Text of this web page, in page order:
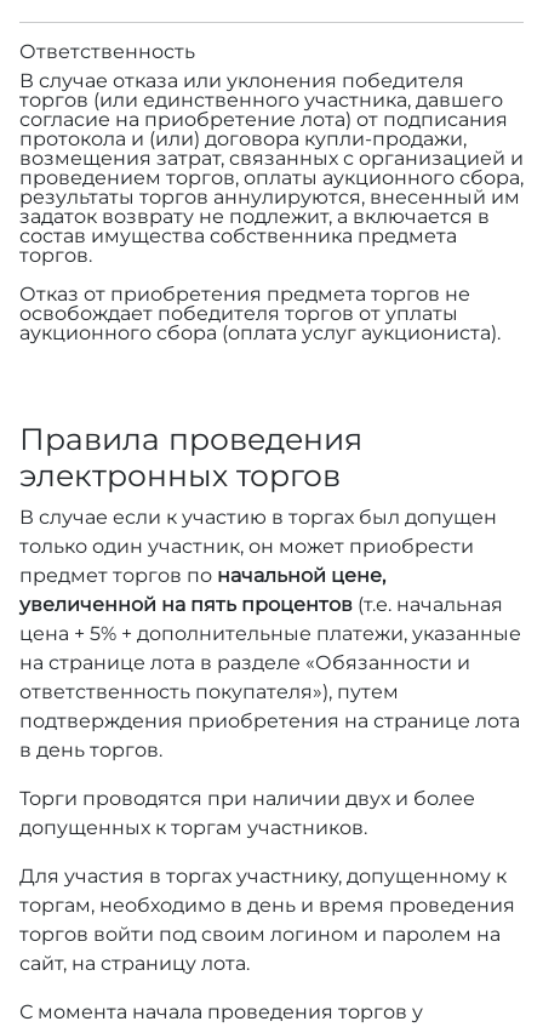
Ответственность
В случае отказа или уклонения победителя
торгов (или единственного участника, давшего
согласие на приобретение лота) от подписания
протокола и (или) договора купли-продажи,
возмещения затрат, связанных с организацией и
проведением торгов, оплаты аукционного сбора,
результаты торгов аннулируются, внесенный им
задаток возврату не подлежит, а включается в
состав имущества собственника предмета
торгов.
Отказ от приобретения предмета торгов не
освобождает победителя торгов от уплаты
аукционного сбора (оплата услуг аукциониста).
Правила проведения
электронных торгов
В случае если к участию в торгах был допущен
только один участник, он может приобрести
предмет торгов по начальной цене,
увеличенной на пять процентов (т.е. начальная
цена + 5% + дополнительные платежи, указанные
на странице лота в разделе «Обязанности и
ответственность покупателя»), путем
подтверждения приобретения на странице лота
в день торгов.
Торги проводятся при наличии двух и более
допущенных к торгам участников.
Для участия в торгах участнику, допущенному к
торгам, необходимо в день и время проведения
торгов войти под своим логином и паролем на
сайт, на страницу лота.
С момента начала проведения торгов у